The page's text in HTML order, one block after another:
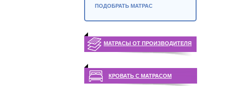
ПОДОБРАТЬ МАТРАС
МАТРАСЫ ОТ ПРОИЗВОДИТЕЛЯ
КРОВАТЬ С МАТРАСОМ